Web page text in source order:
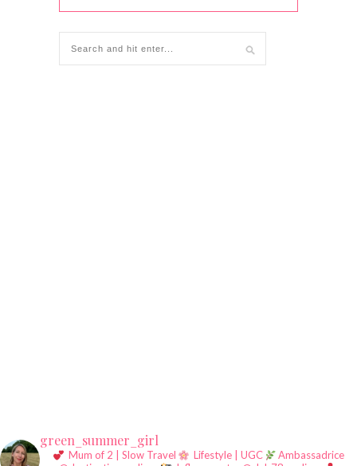
green_summer_girl
Mum of 2 | Slow Travel Lifestyle | UGC
Ambassadrice